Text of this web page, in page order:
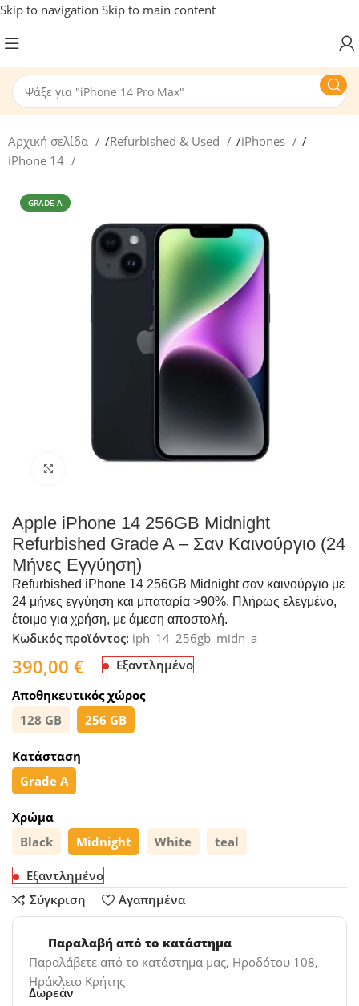
Skip to navigation Skip to main content
Αρχική σελίδα /Refurbished & Used /iPhones
/
iPhone 14
GRADE A
Apple iPhone 14 256GB Midnight
Refurbished Grade A – Σαν Καινούργιο (24
Μήνες Εγγύηση)
Refurbished iPhone 14 256GB Midnight σαν καινούργιο με
24 μήνες εγγύηση και μπαταρία >90%. Πλήρως ελεγμένο,
έτοιμο για χρήση, με άμεση αποστολή.
Κωδικός προϊόντος: iph_14_256gb_midn_a
390,00€
Εξαντλημένο
Αποθηκευτικός χώρος
128 GB
256 GB
Κατάσταση
Grade A
Χρώμα
Black
Midnight White teal
Εξαντλημένο
Σύγκριση
Αγαπημένα
Παραλαβή από το κατάστημα
Παραλάβετε από το κατάστημα μας, Ηροδότου 108,
Ηράκλειο Κρήτης
Δωρεάν